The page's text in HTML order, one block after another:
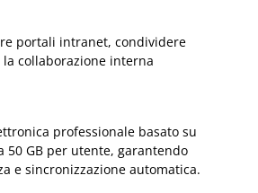
portali intranet, condividere
collaborazione interna
professionale basato su
50 GB per utente, garantendo
e sincronizzazione automatica.